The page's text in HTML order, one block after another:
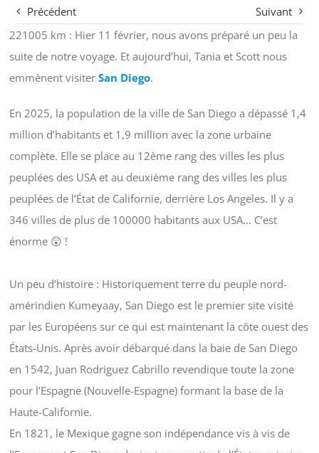
Précédent
Suivant
221005 km : Hier 11 février, nous avons préparé un peu la
suite de notre voyage. Et aujourd’hui, Tania et Scott nous
emmènent visiter San Diego.
En 2025, la population de la ville de San Diego a dépassé 1,4
million d’habitants et 1,9 million avec la zone urbaine
complète. Elle se place au 12ème rang des villes les plus
peuplées des USA et au deuxième rang des villes les plus
peuplées de l’État de Californie, derrière Los Angeles. Il y a
346 villes de plus de 100000 habitants aux USA… C’est
énorme 😲 !
Un peu d’histoire : Historiquement terre du peuple nord-
amérindien Kumeyaay, San Diego est le premier site visité
par les Européens sur ce qui est maintenant la côte ouest des
États-Unis. Après avoir débarqué dans la baie de San Diego
en 1542, Juan Rodriguez Cabrillo revendique toute la zone
pour l’Espagne (Nouvelle-Espagne) formant la base de la
Haute-Californie.
En 1821, le Mexique gagne son indépendance vis à vis de